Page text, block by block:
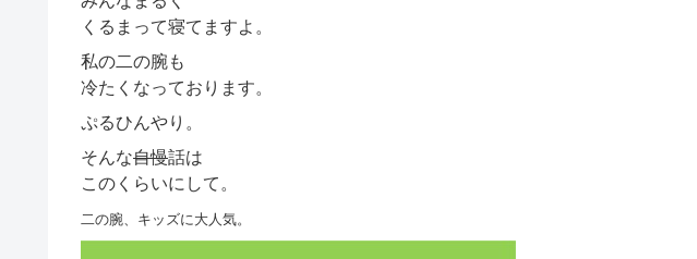
くるまって寝てますよ。
私の二の腕も
冷たくなっております。
ぷるひんやり。
そんな自慢話は
このくらいにして。
二の腕、キッズに大人気。